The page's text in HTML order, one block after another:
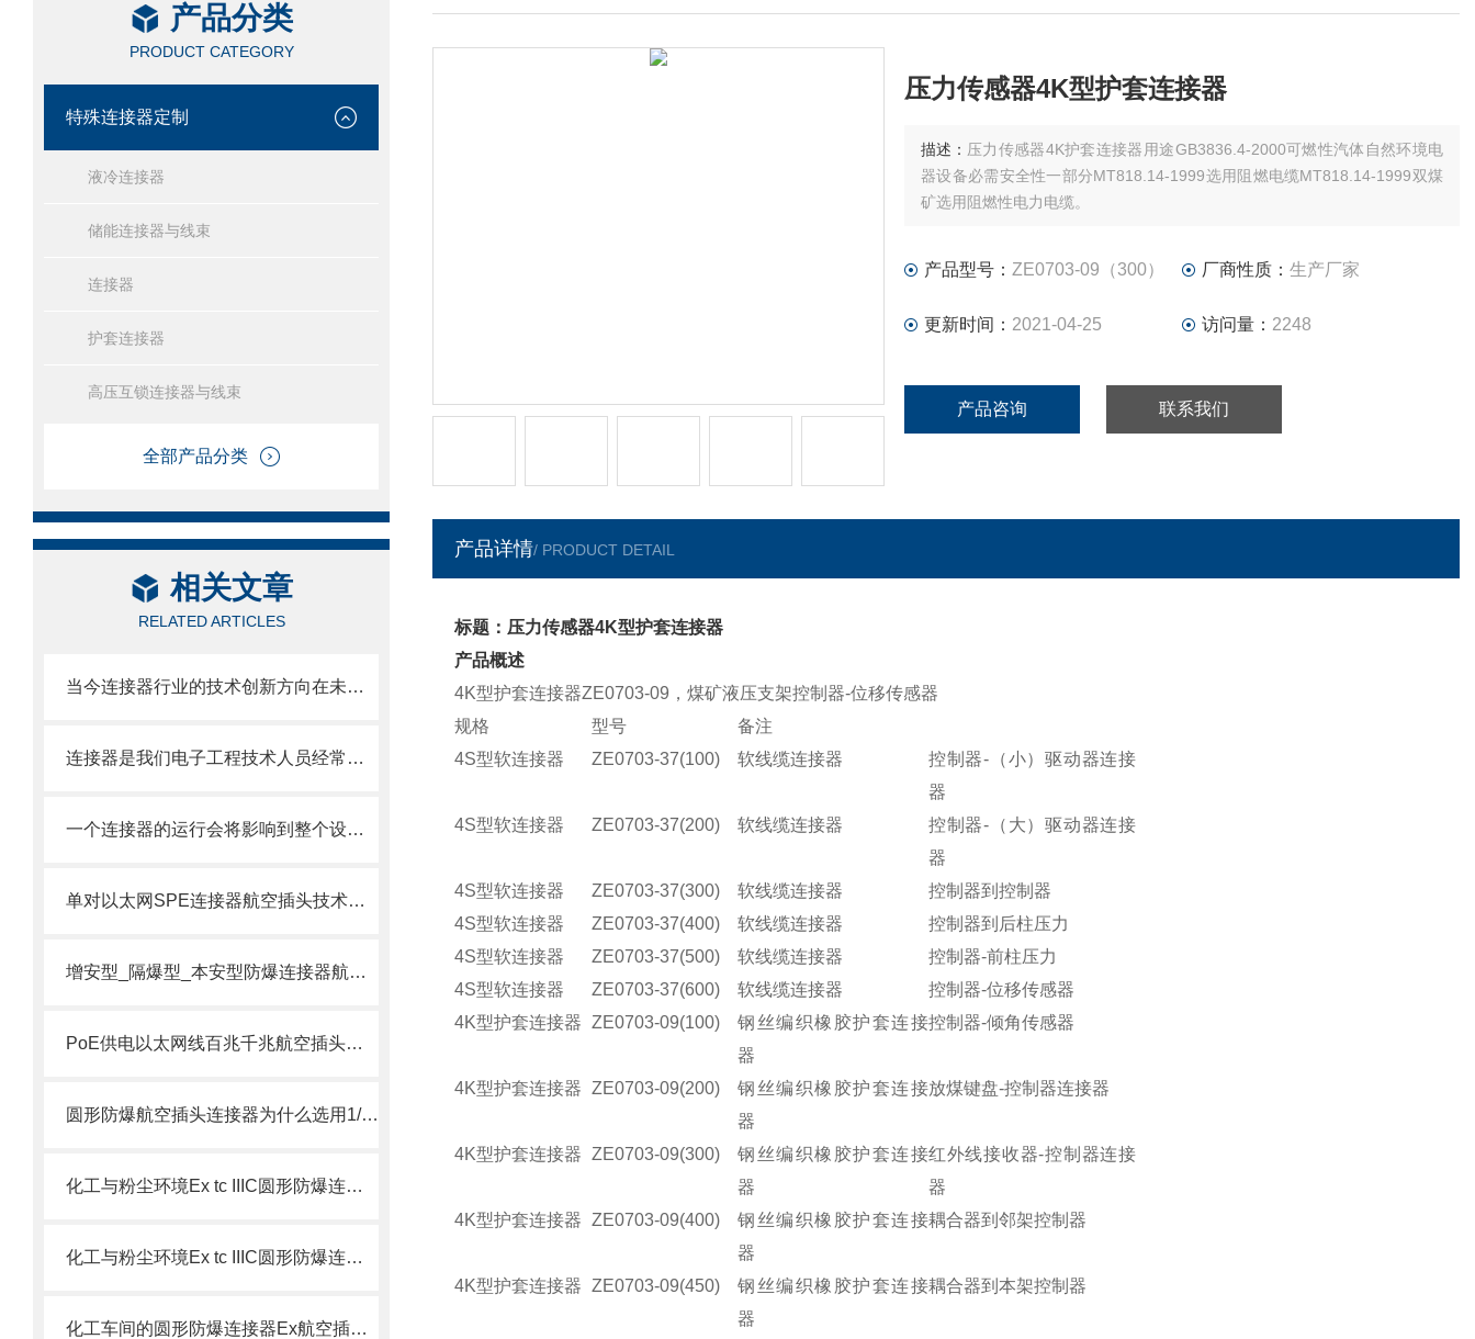
产品分类
PRODUCT CATEGORY
特殊连接器定制
液冷连接器
储能连接器与线束
连接器
护套连接器
高压互锁连接器与线束
全部产品分类
相关文章
RELATED ARTICLES
当今连接器行业的技术创新方向在未来有哪些？
连接器是我们电子工程技术人员经常接触的一种部件
一个连接器的运行会将影响到整个设备的功能
单对以太网SPE连接器航空插头技术手册
增安型_隔爆型_本安型防爆连接器航空插头核心区别与技术详解
PoE供电以太网线百兆千兆航空插头插座防水连接器接头选型指南
圆形防爆航空插头连接器为什么选用1/2NPT螺纹而不选用G1/2螺纹
化工与粉尘环境Ex tc IIIC圆形防爆连接器4针5孔6芯航空插头
化工与粉尘环境Ex tc IIIC圆形防爆连接器4针5孔6芯格兰头接头
化工车间的圆形防爆连接器Ex航空插头插座如何选
/ PRODUCTS CENTER
压力传感器4K型护套连接器
描述： 压力传感器4K护套连接器用途GB3836.4-2000可燃性汽体自然环境电
器设备必需安全性一部分MT818.14-1999选用阻燃电缆MT818.14-1999双煤
矿选用阻燃性电力电缆。
产品型号： ZE0703-09（300） 厂商性质： 生产厂家
更新时间： 2021-04-25 访问量： 2248
产品咨询 联系我们
产品详情/ PRODUCT DETAIL
标题：压力传感器4K型护套连接器
产品概述
4K型护套连接器ZE0703-09，煤矿液压支架控制器-位移传感器
规格
型号
备注
4S型软连接器
ZE0703-37(100) 软线缆连接器 控制器- （小）驱动器连接
器
4S型软连接器
ZE0703-37(200) 软线缆连接器 控制器- （大）驱动器连接
器
4S型软连接器
ZE0703-37(300) 软线缆连接器
控制器到控制器
4S型软连接器
ZE0703-37(400) 软线缆连接器
控制器到后柱压力
4S型软连接器
ZE0703-37(500) 软线缆连接器 控制器-前柱压力
4S型软连接器
ZE0703-37(600) 软线缆连接器 控制器-位移传感器
4K型护套连接器 ZE0703-09(100)
钢丝编织橡胶护套连接
器
控制器-倾角传感器
4K型护套连接器 ZE0703-09(200)
钢丝编织橡胶护套连接
器
放煤键盘-控制器连接器
4K型护套连接器 ZE0703-09(300)
钢丝编织橡胶护套连接
器
红外线接收器-控制器连接
器
4K型护套连接器 ZE0703-09(400)
钢丝编织橡胶护套连接
器
耦合器到邻架控制器
4K型护套连接器 ZE0703-09(450)
钢丝编织橡胶护套连接
器
耦合器到本架控制器